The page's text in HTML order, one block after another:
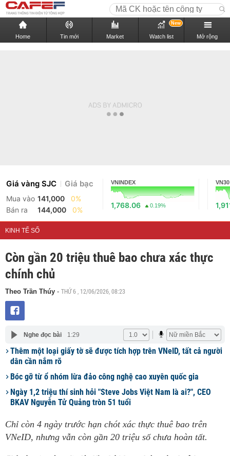
Home Tin mới Market Watch list
New
Mở rộng
Giá vàng SJC Giá bạc
Mua vào 141,000
0%
Bán ra
144,000 0%
VNINDEX
1,768.06 0.19%
VN30
KINH TẾ SỐ
Còn gần 20 triệu thuê bao chưa xác thực
chính chủ
Theo Trần Thúy - THỨ 6 , 12/06/2026, 08:23
Nghe đọc bài 1:29
Thêm một loại giấy tờ sẽ được tích hợp trên VNeID, tất cả người
dân cần nắm rõ
Bóc gỡ từ ổ nhóm lừa đảo công nghệ cao xuyên quốc gia
Ngày 1,2 triệu thí sinh hỏi "Steve Jobs Việt Nam là ai?", CEO
BKAV Nguyễn Tử Quảng tròn 51 tuổi
Chỉ còn 4 ngày trước hạn chót xác thực thuê bao trên
VNeID, nhưng vẫn còn gần 20 triệu số chưa hoàn tất.